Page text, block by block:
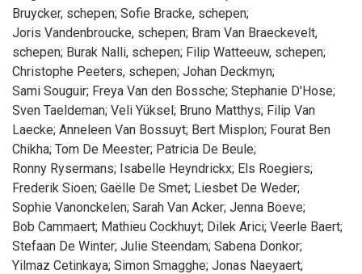
Bruycker, schepen; Sofie Bracke, schepen;
Joris Vandenbroucke, schepen; Bram Van Braeckevelt,
schepen; Burak Nalli, schepen; Filip Watteeuw, schepen;
Christophe Peeters, schepen; Johan Deckmyn;
Sami Souguir; Freya Van den Bossche; Stephanie D'Hose;
Sven Taeldeman; Veli Yüksel; Bruno Matthys; Filip Van
Laecke; Anneleen Van Bossuyt; Bert Misplon; Fourat Ben
Chikha; Tom De Meester; Patricia De Beule;
Ronny Rysermans; Isabelle Heyndrickx; Els Roegiers;
Frederik Sioen; Gaëlle De Smet; Liesbet De Weder;
Sophie Vanonckelen; Sarah Van Acker; Jenna Boeve;
Bob Cammaert; Mathieu Cockhuyt; Dilek Arici; Veerle Baert;
Stefaan De Winter; Julie Steendam; Sabena Donkor;
Yilmaz Cetinkaya; Simon Smagghe; Jonas Naeyaert;